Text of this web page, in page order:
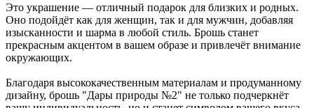
Это украшение — отличный подарок для близких и родных.
Оно подойдёт как для женщин, так и для мужчин, добавляя
изысканности и шарма в любой стиль. Брошь станет
прекрасным акцентом в вашем образе и привлечёт внимание
окружающих.
Благодаря высококачественным материалам и продуманному
дизайну, брошь "Дары природы №2" не только подчеркнёт